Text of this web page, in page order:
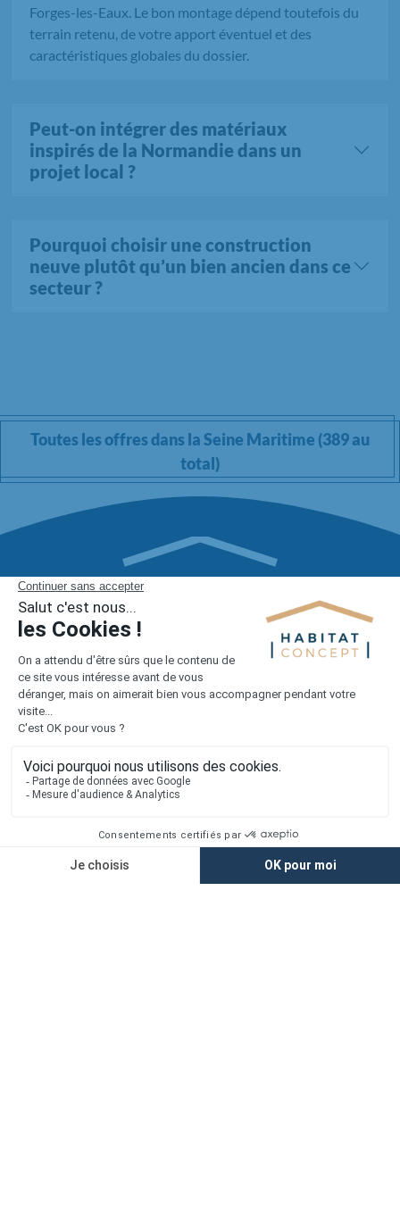
Forges-les-Eaux. Le bon montage dépend toutefois du
terrain retenu, de votre apport éventuel et des
caractéristiques globales du dossier.
Peut-on intégrer des matériaux
inspirés de la Normandie dans un
projet local ?
Pourquoi choisir une construction
neuve plutôt qu’un bien ancien dans ce
secteur ?
Toutes les offres dans la Seine Maritime (389 au
total)
1er constructeur régional de maisons individuelles dans la moitié
nord de la France
Liens utiles
Nous contacter
Alertes offres
Mentions légales